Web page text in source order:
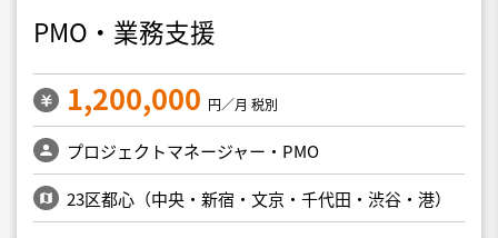
PMO・業務支援
1,200,000 円／月 税別
プロジェクトマネージャー・PMO
23区都心（中央・新宿・文京・千代田・渋谷・港）